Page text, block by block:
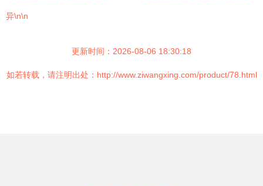
异\n\n
更新时间：2026-08-06 18:30:18
如若转载，请注明出处：http://www.ziwangxing.com/product/78.html